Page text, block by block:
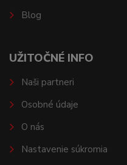
Blog
UŽITOČNÉ INFO
Naši partneri
Osobné údaje
O nás
Nastavenie súkromia